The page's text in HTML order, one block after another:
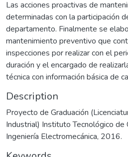
Las acciones proactivas de
determinadas con la participación
departamento. Finalmente se
mantenimiento preventivo que
inspecciones por realizar con el
duración y el encargado de
técnica con información básica de
Description
Proyecto de Graduación
Industrial) Instituto Tecnológico de
Ingeniería Electromecánica, 2016.